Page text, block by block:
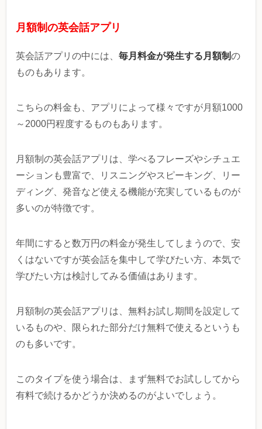
月額制の英会話アプリ
英会話アプリの中には、 毎月料金が発生する月額制の
ものもあります。
こちらの料金も、アプリによって様々ですが月額1000
～2000円程度するものもあります。
月額制の英会話アプリは、学べるフレーズやシチュエ
ーションも豊富で、リスニングやスピーキング、リー
ディング、発音など使える機能が充実しているものが
多いのが特徴です。
年間にすると数万円の料金が発生してしまうので、安
くはないですが英会話を集中して学びたい方、本気で
学びたい方は検討してみる価値はあります。
月額制の英会話アプリは、無料お試し期間を設定して
いるものや、限られた部分だけ無料で使えるというも
のも多いです。
このタイプを使う場合は、まず無料でお試ししてから
有料で続けるかどうか決めるのがよいでしょう。